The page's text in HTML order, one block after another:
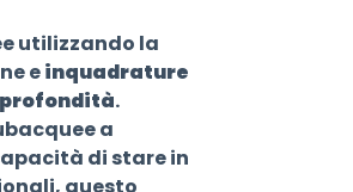
utilizzando la
einquadrature
.
a
di stare in